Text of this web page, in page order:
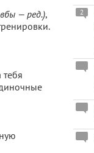
— ред.),
2